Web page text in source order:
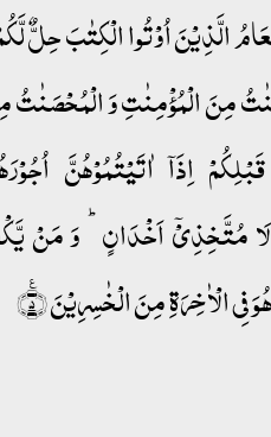
الَّذِیۡنَ اُوۡتُوا الۡکِتٰبَ حِلٌّ
مِنَ الۡمُؤۡمِنٰتِ وَ
اِذَاۤ اٰتَیۡتُمُوۡہُنَّ
مُتَّخِذِیۡۤ اَخۡدَانٍ ؕ وَ مَنۡ
الۡاٰخِرَۃِ مِنَ الۡخٰسِرِیۡنَ ٪﴿۵﴾